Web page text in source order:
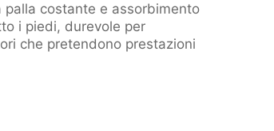
costante e assorbimento
i piedi, durevole per
che pretendono prestazioni